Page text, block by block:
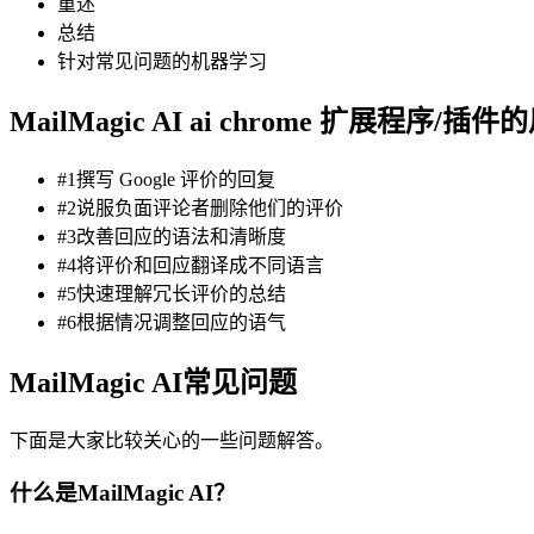
重述
总结
针对常见问题的机器学习
MailMagic AI ai chrome 扩展程序/插件的
#1撰写 Google 评价的回复
#2说服负面评论者删除他们的评价
#3改善回应的语法和清晰度
#4将评价和回应翻译成不同语言
#5快速理解冗长评价的总结
#6根据情况调整回应的语气
MailMagic AI常见问题
下面是大家比较关心的一些问题解答。
什么是MailMagic AI？